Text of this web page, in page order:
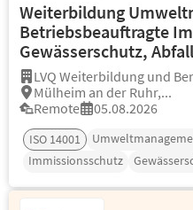
Weiterbildung
Betriebsbeauftragte
Gewässerschutz,
LVQ Weiterbildung und
Mülheim an der Ruhr,...
Remote
05.08.2026
ISO 14001
Immissionsschutz